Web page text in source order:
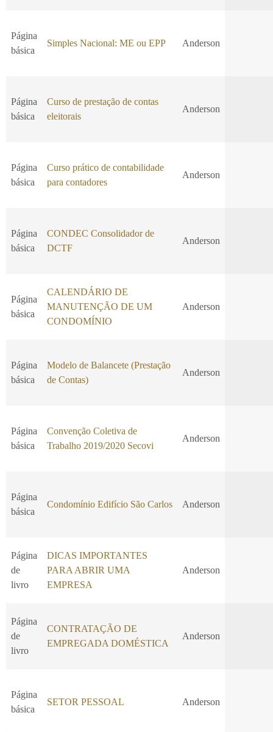
Página
básica
Simples Nacional: ME ou EPP Anderson
Página
básica
Curso de prestação de contas
eleitorais
Anderson
Página
básica
Curso prático de contabilidade
para contadores
Anderson
Página
básica
CONDEC Consolidador de
DCTF
Anderson
Página
básica
CALENDÁRIO DE
MANUTENÇÃO DE UM
CONDOMÍNIO
Anderson
Página
básica
Modelo de Balancete (Prestação
de Contas)
Anderson
Página
básica
Convenção Coletiva de
Trabalho 2019/2020 Secovi
Anderson
Página
básica
Condomínio Edifício São Carlos Anderson
Página
de
livro
DICAS IMPORTANTES
PARA ABRIR UMA
EMPRESA
Anderson
Página
de
livro
CONTRATAÇÃO DE
EMPREGADA DOMÉSTICA
Anderson
Página
básica
SETOR PESSOAL Anderson